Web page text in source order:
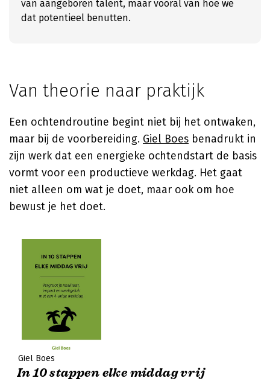
van aangeboren talent, maar vooral van hoe we
dat potentieel benutten.
Van theorie naar praktijk
Een ochtendroutine begint niet bij het ontwaken,
maar bij de voorbereiding. Giel Boes benadrukt in
zijn werk dat een energieke ochtendstart de basis
vormt voor een productieve werkdag. Het gaat
niet alleen om wat je doet, maar ook om hoe
bewust je het doet.
Giel Boes
In 10 stappen elke middag vrij